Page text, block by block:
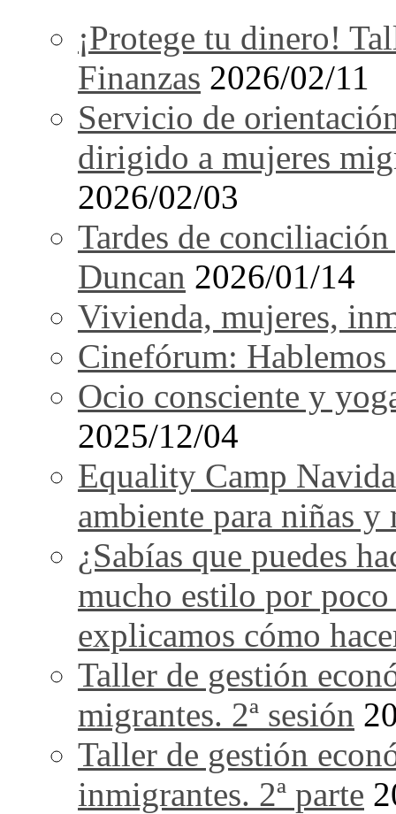
¡Protege tu dinero!
Finanzas 2026/02/11
Servicio de
dirigido a mujeres
2026/02/03
Tardes de
Duncan 2026/01/14
Vivienda, mujeres,
Cinefórum:
Ocio consciente y
2025/12/04
Equality Camp
ambiente para niñas y
¿Sabías que puedes
mucho estilo por
explicamos cómo
Taller de gestión
migrantes. 2ª sesión
Taller de gestión
inmigrantes. 2ª parte